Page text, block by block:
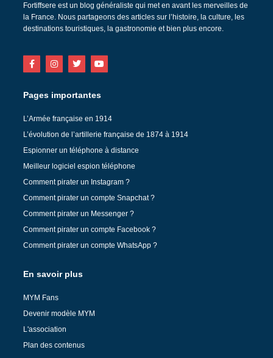
Fortiffsere est un blog généraliste qui met en avant les merveilles de
la France. Nous partageons des articles sur l’histoire, la culture, les
destinations touristiques, la gastronomie et bien plus encore.
Pages importantes
L’Armée française en 1914
L’évolution de l’artillerie française de 1874 à 1914
Espionner un téléphone à distance
Meilleur logiciel espion téléphone
Comment pirater un Instagram ?
Comment pirater un compte Snapchat ?
Comment pirater un Messenger ?
Comment pirater un compte Facebook ?
Comment pirater un compte WhatsApp ?
En savoir plus
MYM Fans
Devenir modèle MYM
L'association
Plan des contenus